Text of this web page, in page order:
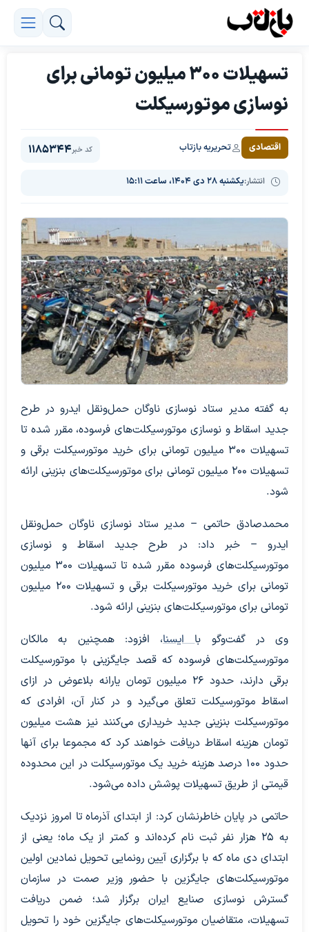
تسهیلات ۳۰۰ میلیون تومانی برای
نوسازی موتورسیکلت‌
اقتصادی تحریریه بازتاب
انتشار:یکشنبه ۲۸ دی ۱۴۰۴، ساعت ۱۵:۱۱
کد خبر1185344
به گفته مدیر ستاد نوسازی ناوگان حمل‌ونقل ایدرو در طرح
جدید اسقاط و نوسازی موتورسیکلت‌های فرسوده، مقرر شده تا
تسهیلات ۳۰۰ میلیون تومانی برای خرید موتورسیکلت برقی و
تسهیلات ۲۰۰ میلیون تومانی برای موتورسیکلت‌های بنزینی ارائه
شود.
محمدصادق حاتمی – مدیر ستاد نوسازی ناوگان حمل‌ونقل
ایدرو – خبر داد: در طرح جدید اسقاط و نوسازی
موتورسیکلت‌های فرسوده مقرر شده تا تسهیلات ۳۰۰ میلیون
تومانی برای خرید موتورسیکلت برقی و تسهیلات ۲۰۰ میلیون
تومانی برای موتورسیکلت‌های بنزینی ارائه شود.
وی در گفت‌وگو باایسنا، افزود: همچنین به مالکان
موتورسیکلت‌های فرسوده که قصد جایگزینی با موتورسیکلت
برقی دارند، حدود ۲۶ میلیون تومان یارانه بلاعوض در ازای
اسقاط موتورسیکلت تعلق می‌گیرد و در کنار آن، ‌افرادی که
موتورسیکلت بنزینی جدید خریداری می‌کنند نیز هشت میلیون
تومان هزینه اسقاط دریافت خواهند کرد که مجموعا برای آنها
حدود ۱۰۰ درصد هزینه خرید یک موتورسیکلت در این محدوده
قیمتی از طریق تسهیلات پوشش داده می‌شود.
حاتمی در پایان خاطرنشان کرد: از ابتدای آذرماه تا امروز نزدیک
به ۲۵ هزار نفر ثبت نام کرده‌اند و کمتر از یک ماه؛ یعنی از
ابتدای دی ماه که با برگزاری آیین رونمایی تحویل نمادین اولین
موتورسیکلت‌های جایگزین با حضور وزیر صمت در سازمان
گسترش نوسازی صنایع ایران برگزار شد؛ ضمن دریافت
تسهیلات، متقاضیان موتورسیکلت‌های جایگزین خود را تحویل